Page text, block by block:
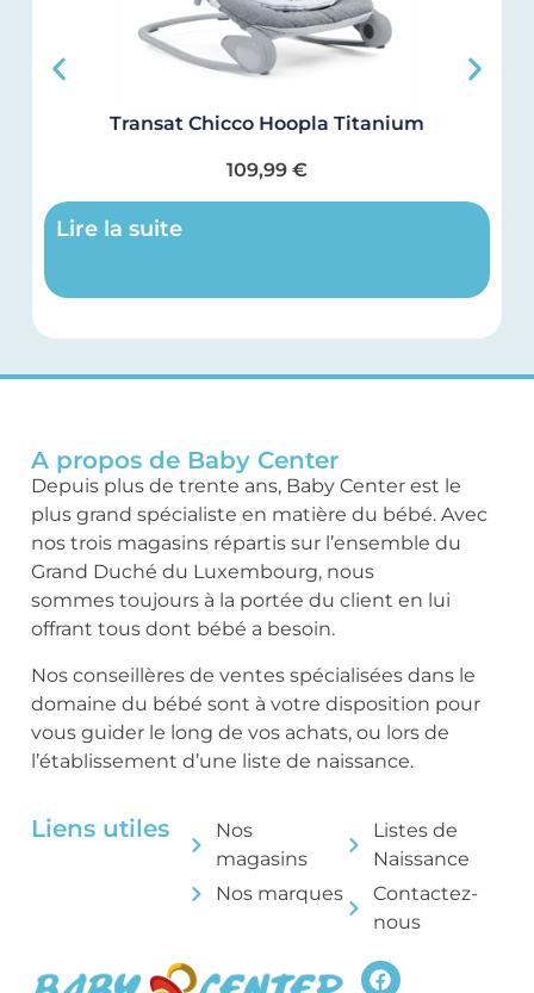
Transat Chicco Hoopla Titanium
109,99 €
Lire la suite
A propos de Baby Center
Depuis plus de trente ans, Baby Center est le
plus grand spécialiste en matière du bébé. Avec
nos trois magasins répartis sur l’ensemble du
Grand Duché du Luxembourg, nous
sommes toujours à la portée du client en lui
offrant tous dont bébé a besoin.
Nos conseillères de ventes spécialisées dans le
domaine du bébé sont à votre disposition pour
vous guider le long de vos achats, ou lors de
l’établissement d’une liste de naissance.
Liens utiles
Nos
magasins
Nos marques
Listes de
Naissance
Contactez-
nous